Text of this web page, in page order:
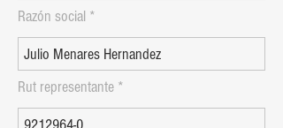
Razón social
Rut representante